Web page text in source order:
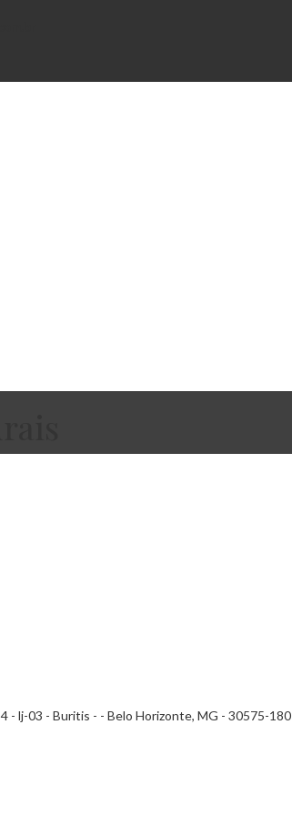
- lj-03 - Buritis - - Belo Horizonte, MG - 30575-180